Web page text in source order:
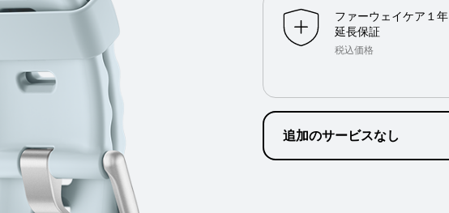
ファーウェイケア１年
延長保証
税込価格
追加のサービスなし